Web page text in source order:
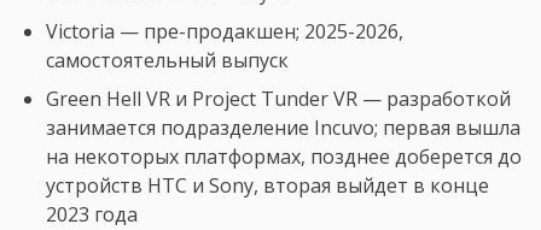
Victoria — пре-продакшен; 2025-2026,
самостоятельный выпуск
Green Hell VR и Project Tunder VR — разработкой
занимается подразделение Incuvo; первая вышла
на некоторых платформах, позднее доберется до
устройств HTC и Sony, вторая выйдет в конце
2023 года